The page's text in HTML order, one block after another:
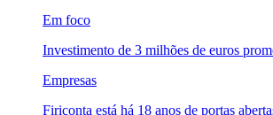
Em foco
Investimento de 3 milhões de euros
Empresas
Firiconta está há 18 anos de portas